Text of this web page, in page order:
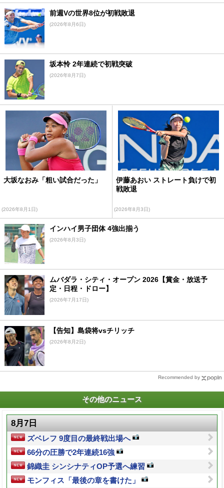
前週Vの世界8位が初戦敗退
(2026年8月6日)
坂本怜 2年連続で初戦突破
(2026年8月7日)
大坂なおみ「粗い試合だった」
(2026年8月1日)
伊藤あおい ストレート負けで初
戦敗退
(2026年8月3日)
インハイ男子団体 4強出揃う
(2026年8月3日)
ムバダラ・シティ・オープン 2026【賞金・放送予
定・日程・ドロー】
(2026年7月17日)
【告知】島袋将vsチリッチ
(2026年8月2日)
Recommended by
その他のニュース
8月7日
ズベレフ 9度目の最終戦出場へ
66分の圧勝で2年連続16強
錦織圭 シンシナティOP予選へ練習
モンフィス「最後の章を書けた」